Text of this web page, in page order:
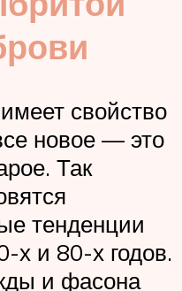
свойство
новое — это
Так
тенденции
х и 80-х годов.
и фасона